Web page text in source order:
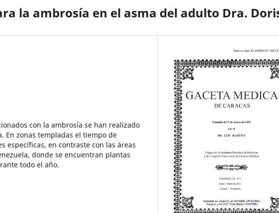
la ambrosía en el asma del adulto Dra.
con la ambrosía se han realizado
En zonas templadas el tiempo de
específicas, en contraste con las áreas
donde se encuentran plantas
todo el año.